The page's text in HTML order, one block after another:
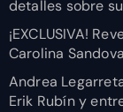
detalles sobre
¡EXCLUSIVA!
Carolina
Andrea
Erik Rubín y